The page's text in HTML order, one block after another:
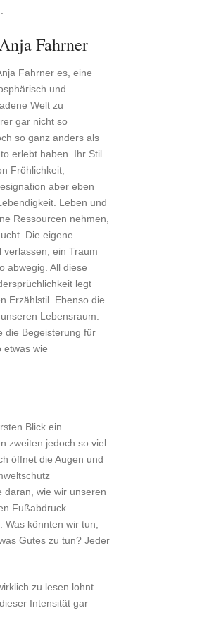
Fahrner
Fahrner es, eine
und
Welt zu
gar nicht so
so ganz anders als
erlebt haben. Ihr Stil
Fröhlichkeit,
aber eben
Leben und
Ressourcen nehmen,
Die eigene
verlassen, ein Traum
abwegig. All diese
legt
Erzählstil. Ebenso die
Lebensraum.
die Begeisterung für
etwas wie
Blick ein
zweiten jedoch so viel
öffnet die Augen und
daran, wie wir unseren
Fußabdruck
könnten wir tun,
Gutes zu tun? Jeder
zu lesen lohnt
Intensität gar